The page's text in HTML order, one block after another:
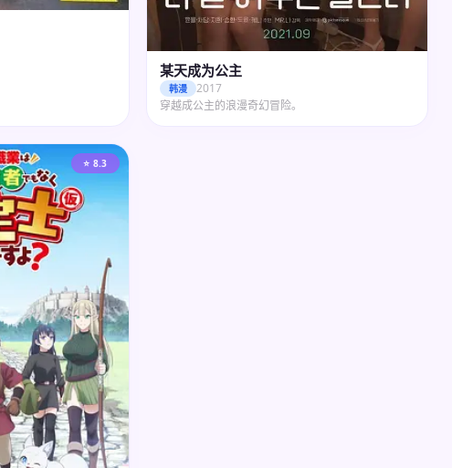
某天成为公主
韩漫
2017
穿越成公主的浪漫奇幻冒险。
⭐ 8.3